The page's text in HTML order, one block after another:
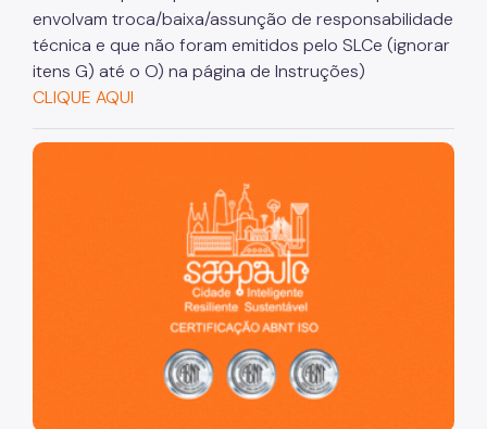
Relatórios de Aprovação
Notícias
envolvam troca/baixa/assunção de responsabilidade
técnica e que não foram emitidos pelo SLCe (ignorar
itens G) até o O) na página de Instruções)
CLIQUE AQUI
São Paulo, cidade inteligente, resiliente e sustentável